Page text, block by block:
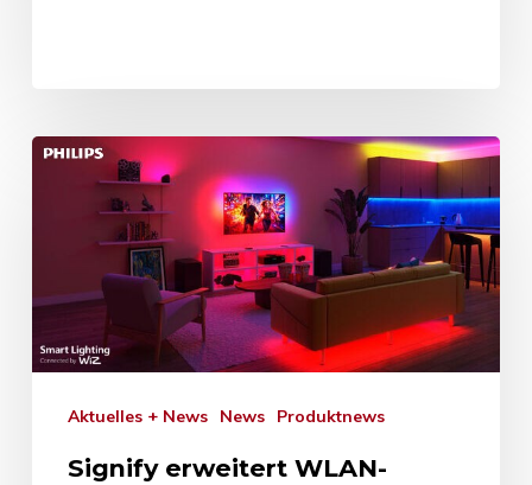
Aktuelles + News News Produktnews
Signify erweitert WLAN-